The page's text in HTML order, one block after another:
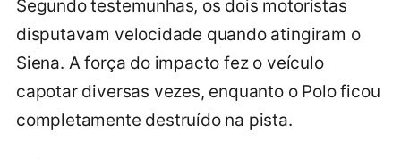
Segundo testemunhas, os dois motoristas
disputavam velocidade quando atingiram o
Siena. A força do impacto fez o veículo
capotar diversas vezes, enquanto o Polo ficou
completamente destruído na pista.